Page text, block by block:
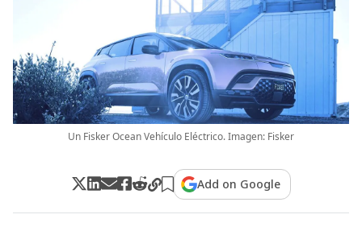
Un Fisker Ocean Vehículo Eléctrico. Imagen: Fisker
Add on Google